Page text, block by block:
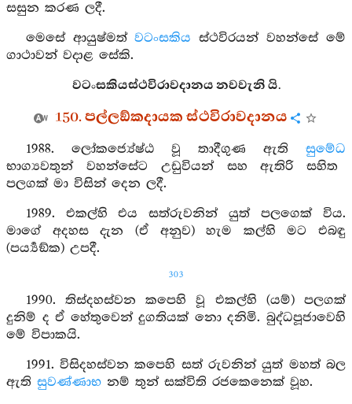
සසුන කරණ ලදී.
මෙසේ ආයුෂ්මත්වටංසකිය ස්ථවිරයන් වහන්සේ මේ
ගාථාවන් වදාළ සේකි.
වටංසකියස්ථවිරාවදානය නවවැනි යි.
150. පල්ලඞ්කදායක ස්ථවිරාවදානය
1988. ලෝකජ්‍යේෂ්ඨ වූ තාදීගුණ ඇති සුමේධ
භාග්‍යවතුන් වහන්සේට උඩුවියන් සහ ඇතිරි සහිත
පලගක් මා විසින් දෙන ලදී.
1989. එකල්හි එය සත්රුවනින් යුත් පලගෙක් විය.
මාගේ අදහස දැන (ඒ අනුව) හැම කල්හි මට එබඳු
(පර්‍ය්‍යඞ්ක) උපදී.
303
1990. තිස්දහස්වන කපෙහි වූ එකල්හි (යම්) පලගක්
දුනිම් ද ඒ හේතුවෙන් දුගතියක් නො දනිමි. බුද්ධපූජාවෙහි
මේ විපාකයි.
1991. විසිදහස්වන කපෙහි සත් රුවනින් යුත් මහත් බල
ඇති සුවණ්ණාභ නම් තුන් සක්විති රජකෙනෙක් වූහ.